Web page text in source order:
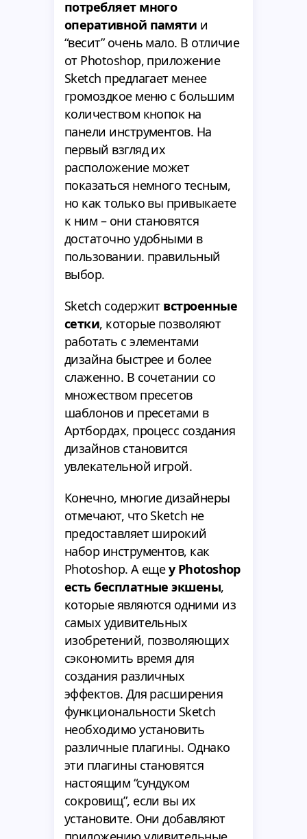
потребляет много
оперативной памяти и
“весит” очень мало. В отличие
от Photoshop, приложение
Sketch предлагает менее
громоздкое меню с большим
количеством кнопок на
панели инструментов. На
первый взгляд их
расположение может
показаться немного тесным,
но как только вы привыкаете
к ним – они становятся
достаточно удобными в
пользовании. правильный
выбор.
Sketch содержит встроенные
сетки, которые позволяют
работать с элементами
дизайна быстрее и более
слаженно. В сочетании со
множеством пресетов
шаблонов и пресетами в
Артбордах, процесс создания
дизайнов становится
увлекательной игрой.
Конечно, многие дизайнеры
отмечают, что Sketch не
предоставляет широкий
набор инструментов, как
Photoshop. А ещеу Photoshop
есть бесплатные экшены,
которые являются одними из
самых удивительных
изобретений, позволяющих
сэкономить время для
создания различных
эффектов. Для расширения
функциональности Sketch
необходимо установить
различные плагины. Однако
эти плагины становятся
настоящим “сундуком
сокровищ”, если вы их
установите. Они добавляют